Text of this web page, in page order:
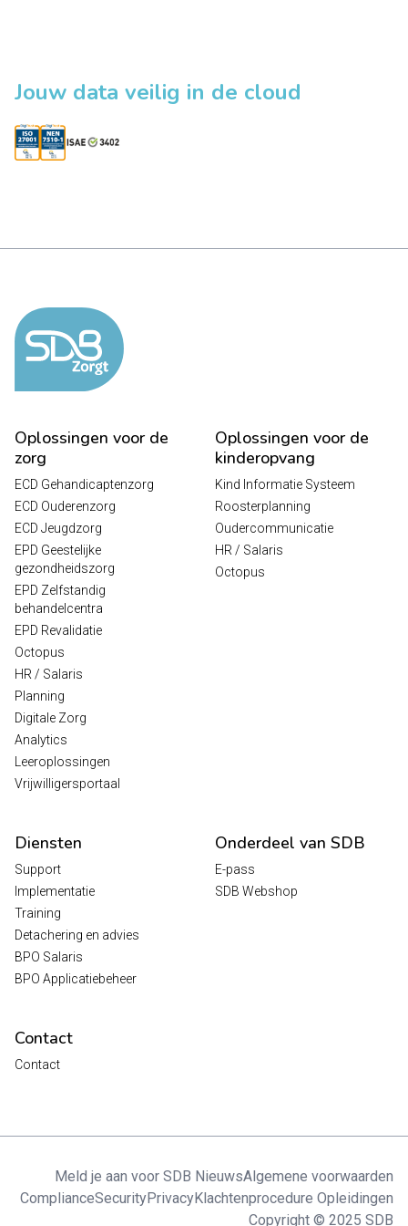
Jouw data veilig in de cloud
Oplossingen voor de
zorg
ECD Gehandicaptenzorg
ECD Ouderenzorg
ECD Jeugdzorg
EPD Geestelijke
gezondheidszorg
EPD Zelfstandig
behandelcentra
EPD Revalidatie
Octopus
HR / Salaris
Planning
Digitale Zorg
Analytics
Leeroplossingen
Vrijwilligersportaal
Oplossingen voor de
kinderopvang
Kind Informatie Systeem
Roosterplanning
Oudercommunicatie
HR / Salaris
Octopus
Diensten
Support
Implementatie
Training
Detachering en advies
BPO Salaris
BPO Applicatiebeheer
Onderdeel van SDB
E-pass
SDB Webshop
Contact
Contact
Meld je aan voor SDB NieuwsAlgemene voorwaarden
ComplianceSecurityPrivacyKlachtenprocedure Opleidingen
Copyright © 2025 SDB